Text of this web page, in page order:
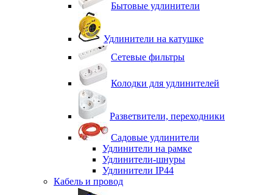
Бытовые удлинители
Удлинители на катушке
Сетевые фильтры
Колодки для удлинителей
Разветвители, переходники
Садовые удлинители
Удлинители на рамке
Удлинители-шнуры
Удлинители IP44
Кабель и провод